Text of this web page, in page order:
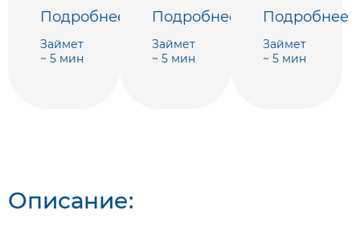
Подробнее
Займет
~ 5 мин
Подробнее
Займет
~ 5 мин
Подробнее
Займет
~ 5 мин
Описание: